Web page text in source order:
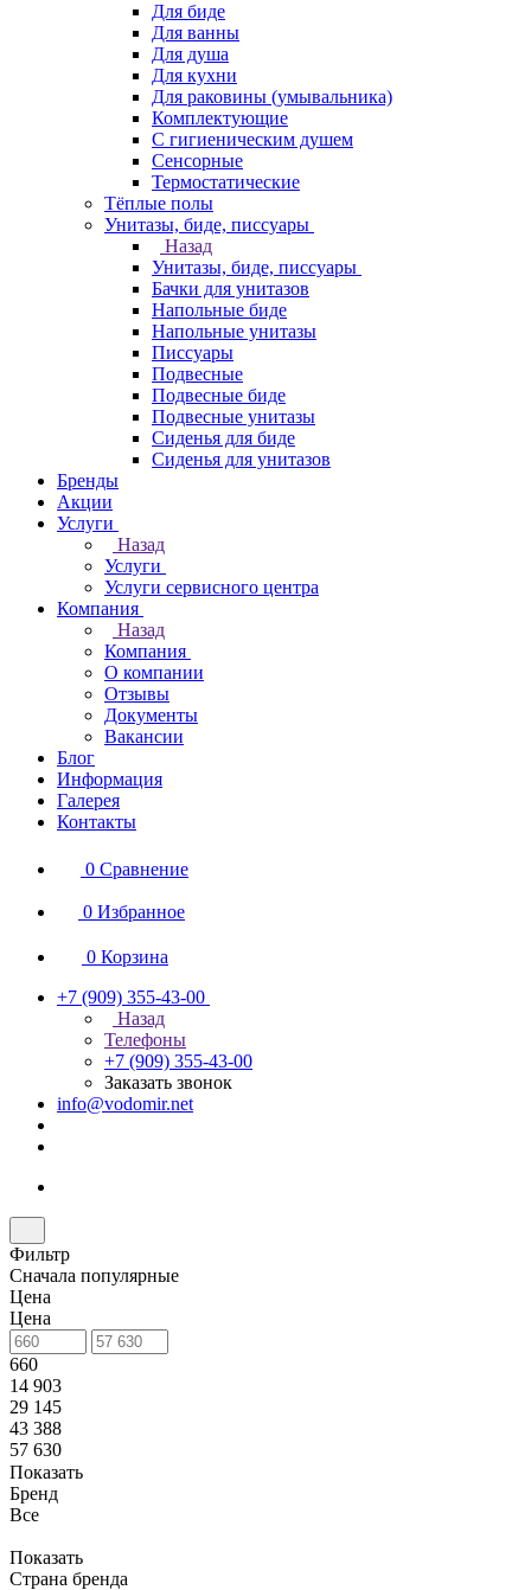
Для биде
Для ванны
Для душа
Для кухни
Для раковины (умывальника)
Комплектующие
С гигиеническим душем
Сенсорные
Термостатические
Тёплые полы
Унитазы, биде, писсуары
Назад
Унитазы, биде, писсуары
Бачки для унитазов
Напольные биде
Напольные унитазы
Писсуары
Подвесные
Подвесные биде
Подвесные унитазы
Сиденья для биде
Сиденья для унитазов
Бренды
Акции
Услуги
Назад
Услуги
Услуги сервисного центра
Компания
Назад
Компания
О компании
Отзывы
Документы
Вакансии
Блог
Информация
Галерея
Контакты
0 Сравнение
0 Избранное
0 Корзина
+7 (909) 355-43-00
Назад
Телефоны
+7 (909) 355-43-00
Заказать звонок
info@vodomir.net
Фильтр
Сначала популярные
Цена
Цена
660
14 903
29 145
43 388
57 630
Показать
Бренд
Все
Показать
Страна бренда